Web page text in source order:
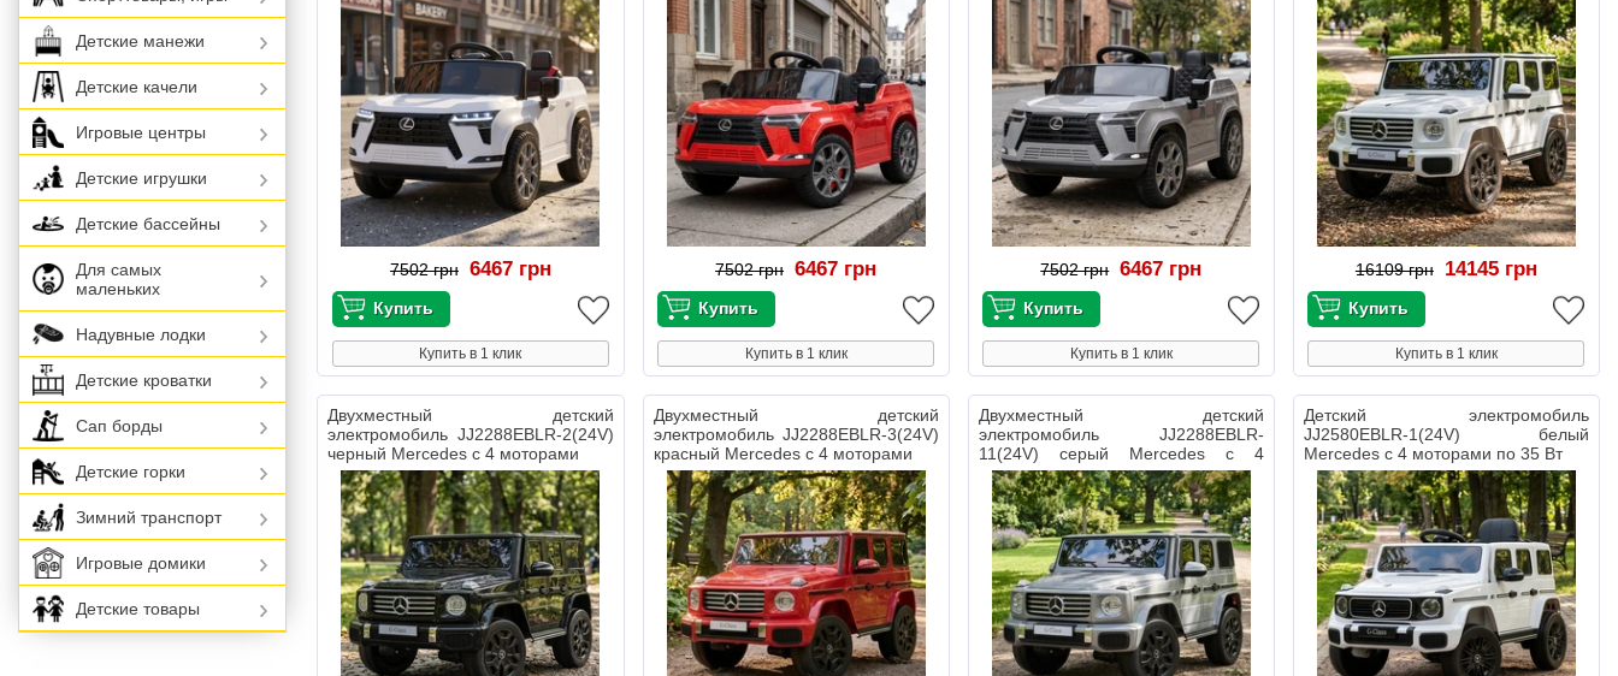
7502 грн 6467 грн
Купить в 1 клик
7502 грн 6467 грн
Купить в 1 клик
7502 грн 6467 грн
Купить в 1 клик
16109 грн 14145 грн
Купить в 1 клик
Двухместный детский
электромобиль JJ2288EBLR-2(24V)
черный Mercedes с 4 моторами
Двухместный детский
электромобиль JJ2288EBLR-3(24V)
красный Mercedes с 4 моторами
Двухместный детский
электромобиль JJ2288EBLR-
11(24V) серый Mercedes с 4
моторами
Детский электромобиль
JJ2580EBLR-1(24V) белый
Mercedes с 4 моторами по 35 Вт
Детские манежи
Детские качели
Игровые центры
Детские игрушки
Детские бассейны
Для самых
маленьких
Надувные лодки
Детские кроватки
Сап борды
Детские горки
Зимний транспорт
Игровые домики
Детские товары